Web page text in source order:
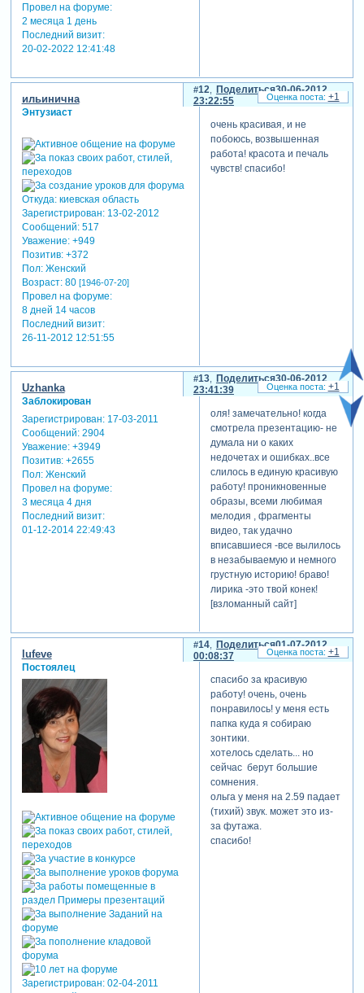
Провел на форуме:
2 месяца 1 день
Последний визит:
20-02-2022 12:41:48
Поделиться
12
30-06-2012
23:22:55
ильинична
Энтузиаст
Откуда:киевская область
Зарегистрирован: 13-02-2012
Сообщений:517
Уважение: +949
Позитив: +372
Пол:Женский
Возраст:80 [1946-07-20]
Провел на форуме:
8 дней 14 часов
Последний визит:
26-11-2012 12:51:55
очень красивая, и не
побоюсь, возвышенная
работа! красота и печаль
чувств! спасибо!
+1
Поделиться
13
30-06-2012
23:41:39
Uzhanka
Заблокирован
Зарегистрирован: 17-03-2011
Сообщений:2904
Уважение: +3949
Позитив: +2655
Пол:Женский
Провел на форуме:
3 месяца 4 дня
Последний визит:
01-12-2014 22:49:43
оля! замечательно! когда
смотрела презентацию- не
думала ни о каких
недочетах и ошибках..все
слилось в единую красивую
работу! проникновенные
образы, всеми любимая
мелодия , фрагменты
видео, так удачно
вписавшиеся -все вылилось
в незабываемую и немного
грустную историю! браво!
лирика -это твой конек!
[взломанный сайт]
+1
Поделиться
14
01-07-2012
00:08:37
lufeve
Постоялец
Зарегистрирован: 02-04-2011
спасибо за красивую
работу! очень, очень
понравилось! у меня есть
папка куда я собираю
зонтики.
хотелось сделать... но
сейчас берут большие
сомнения.
ольга у меня на 2.59 падает
(тихий) звук. может это из-
за футажа.
спасибо!
+1